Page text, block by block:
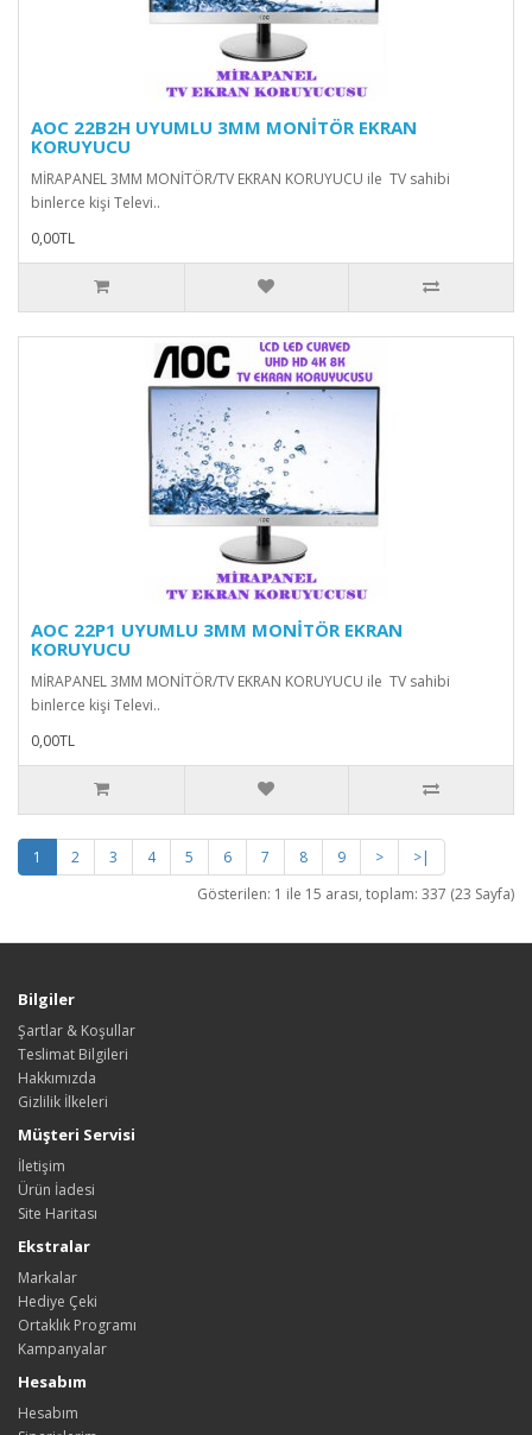
AOC 22B2H UYUMLU 3MM MONİTÖR EKRAN
KORUYUCU
MİRAPANEL 3MM MONİTÖR/TV EKRAN KORUYUCU ile TV sahibi
binlerce kişi Televi..
0,00TL
AOC 22P1 UYUMLU 3MM MONİTÖR EKRAN
KORUYUCU
MİRAPANEL 3MM MONİTÖR/TV EKRAN KORUYUCU ile TV sahibi
binlerce kişi Televi..
0,00TL
1 2 3 4 5 6 7 8 9 >
>|
Gösterilen: 1 ile 15 arası, toplam: 337 (23 Sayfa)
Bilgiler
Şartlar & Koşullar
Teslimat Bilgileri
Hakkımızda
Gizlilik İlkeleri
Müşteri Servisi
İletişim
Ürün İadesi
Site Haritası
Ekstralar
Markalar
Hediye Çeki
Ortaklık Programı
Kampanyalar
Hesabım
Hesabım